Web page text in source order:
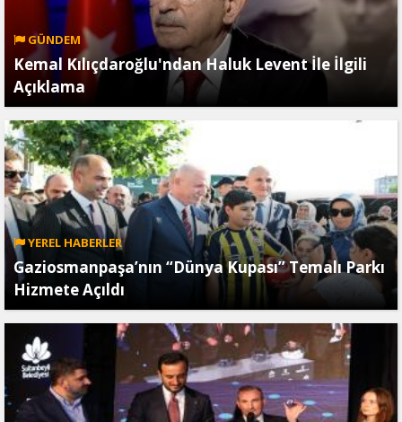
GÜNDEM
Kemal Kılıçdaroğlu'ndan Haluk Levent İle İlgili
Açıklama
YEREL HABERLER
Gaziosmanpaşa’nın “Dünya Kupası” Temalı Parkı
Hizmete Açıldı